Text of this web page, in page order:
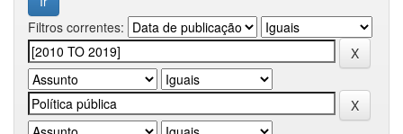
Filtros correntes: